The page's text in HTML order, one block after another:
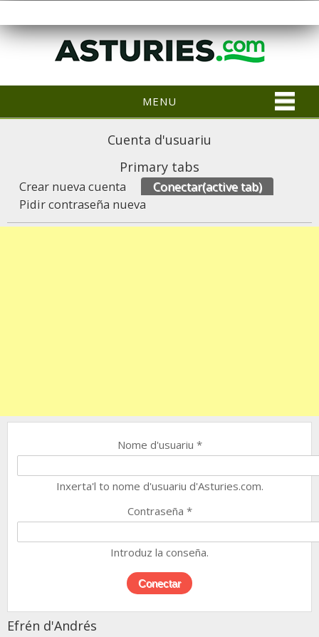
MENU
Cuenta d'usuariu
Primary tabs
Crear nueva cuenta Conectar(active tab)
Pidir contraseña nueva
Nome d'usuariu *
Inxerta'l to nome d'usuariu d'Asturies.com.
Contraseña *
Introduz la conseña.
Efrén d'Andrés